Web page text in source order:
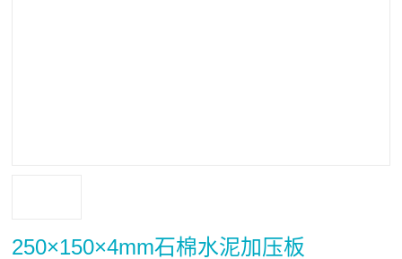
250×150×4mm石棉水泥加压板